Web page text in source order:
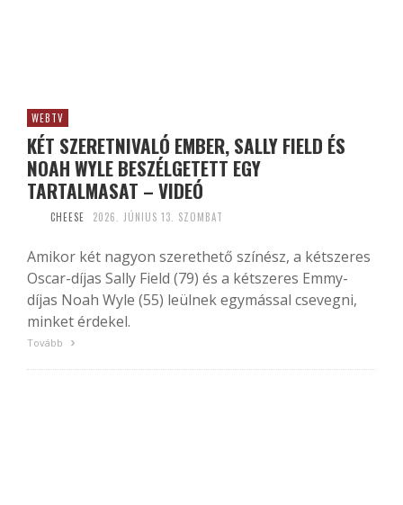
WEBTV
KÉT SZERETNIVALÓ EMBER, SALLY FIELD ÉS
NOAH WYLE BESZÉLGETETT EGY
TARTALMASAT – VIDEÓ
CHEESE 2026. JÚNIUS 13. SZOMBAT
Amikor két nagyon szerethető színész, a kétszeres
Oscar-díjas Sally Field (79) és a kétszeres Emmy-
díjas Noah Wyle (55) leülnek egymással csevegni,
minket érdekel.
Tovább